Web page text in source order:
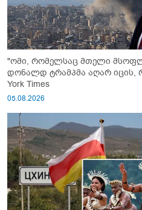
"ომი, რომელსაც მთელი
დონალდ ტრამპმა აღარ იცის, როგორ
York Times
05.08.2026